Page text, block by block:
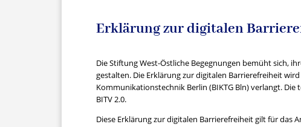
Erklärung zur digitalen
Die Stiftung West-Östliche Begegnungen bemüht sich,
gestalten. Die Erklärung zur digitalen Barrierefreiheit
Kommunikationstechnik Berlin (BIKTG Bln) verlangt.
BITV 2.0.
Diese Erklärung zur digitalen Barrierefreiheit gilt für